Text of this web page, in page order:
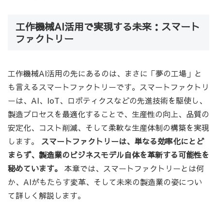
工作機械AI活用で実現する未来：スマート
ファクトリー
工作機械AI活用の先にあるのは、まさに「夢の工場」と
も言えるスマートファクトリーです。スマートファクトリ
ーは、AI、IoT、ロボティクスなどの先進技術を駆使し、
製造プロセスを最適化することで、生産性の向上、品質の
安定化、コスト削減、そして柔軟な生産体制の構築を実現
します。 スマートファクトリーは、単なる効率化にとど
まらず、製造業のビジネスモデル自体を革新する可能性を
秘めています。
本章では、スマートファクトリーとは何
か、AIがもたらす変革、そして未来の製造業の姿につい
て詳しく解説します。